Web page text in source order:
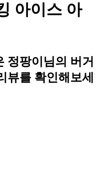
아이스 아
정팡이님의 버거
뷰를 확인해보세